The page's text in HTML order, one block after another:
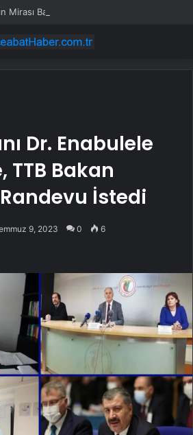
Mirası Bakü’de Yaşatılıyor
Dr. Enabulele
TTB Bakan
İstedi
9, 2023 0 6